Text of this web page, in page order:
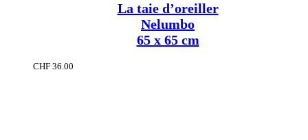
La taie d’oreiller
Nelumbo
65 x 65 cm
CHF 36.00